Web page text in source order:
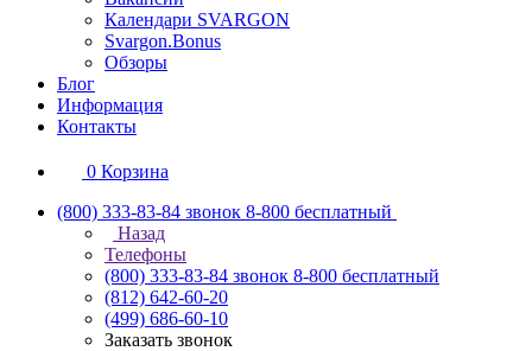
Календари SVARGON
Svargon.Bonus
Обзоры
Блог
Информация
Контакты
0 Корзина
(800) 333-83-84 звонок 8-800 бесплатный
Назад
Телефоны
(800) 333-83-84 звонок 8-800 бесплатный
(812) 642-60-20
(499) 686-60-10
Заказать звонок